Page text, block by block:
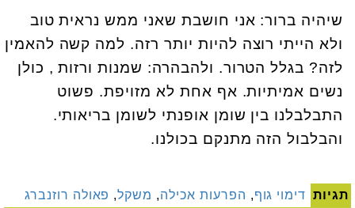
שיהיה ברור: אני חושבת שאני ממש נראית טוב
ולא הייתי רוצה להיות יותר רזה. למה קשה להאמין
לזה? בגלל הטרור. ולהבהרה: שמנות ורזות , כולן
נשים אמיתיות. אף אחת לא מזויפת. פשוט
התבלבלנו בין שומן אופנתי לשומן בריאותי.
והבלבול הזה מתנקם בכולנו.
תגיות דימוי גוף, הפרעות אכילה, משקל, פאולה רוזנברג